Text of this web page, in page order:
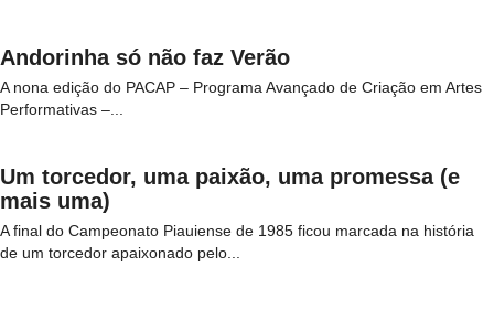
Andorinha só não faz Verão
A nona edição do PACAP – Programa Avançado de Criação em Artes
Performativas –...
Um torcedor, uma paixão, uma promessa (e
mais uma)
A final do Campeonato Piauiense de 1985 ficou marcada na história
de um torcedor apaixonado pelo...